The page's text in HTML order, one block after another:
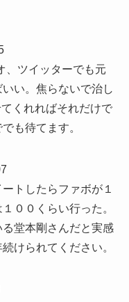
、ツイッターでも元
い。焦らないで治し
くれればそれだけで
も待てます。
トしたらファボが１
００くらい行った。
堂本剛さんだと実感
けられてください。